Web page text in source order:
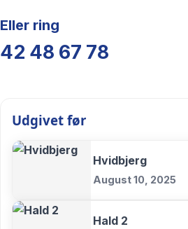
Eller ring
42 48 67 78
Udgivet før
Hvidbjerg
August 10, 2025
Hald 2